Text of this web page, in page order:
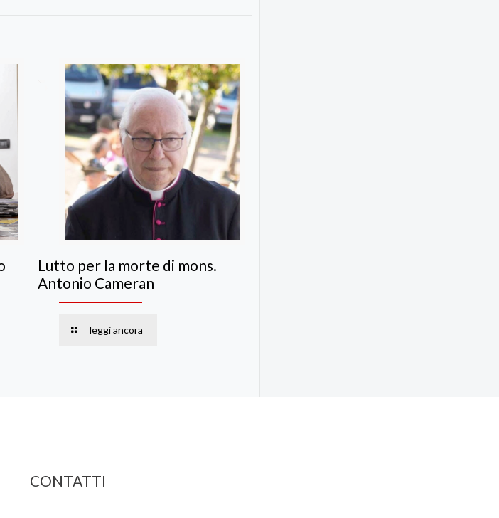
Lutto per la morte di mons.
Antonio Cameran
leggi ancora
CONTATTI